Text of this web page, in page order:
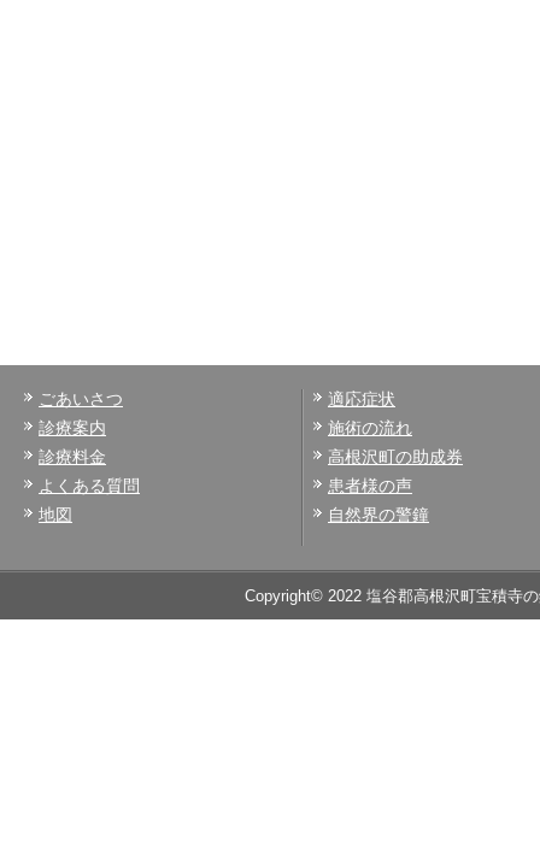
ごあいさつ
診療案内
診療料金
よくある質問
地図
適応症状
施術の流れ
高根沢町の助成券
患者様の声
自然界の警鐘
Copyright© 2022 塩谷郡高根沢町宝積寺